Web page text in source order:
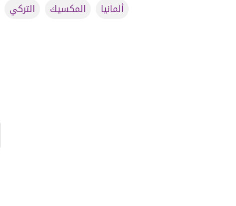
ألمانيا
المكسيك التركي